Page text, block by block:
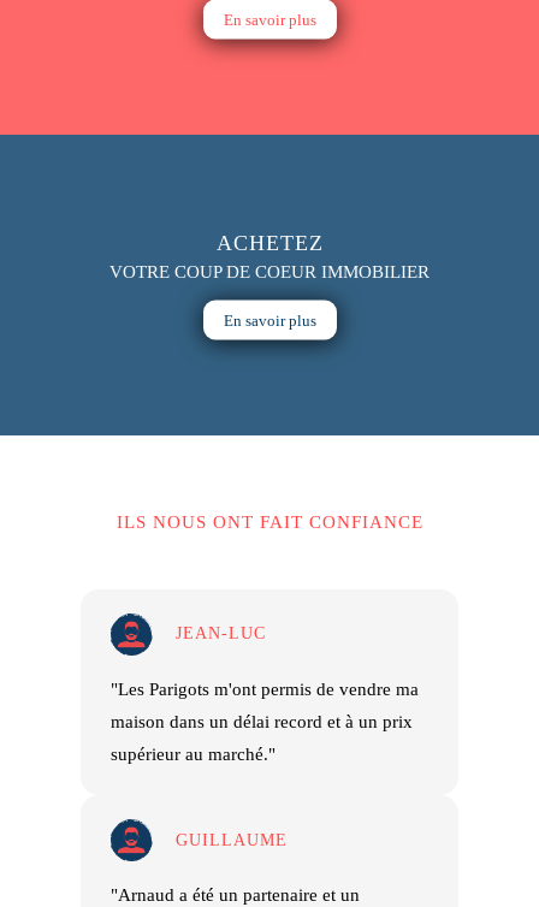
En savoir plus
ACHETEZ
VOTRE COUP DE COEUR IMMOBILIER
En savoir plus
ILS NOUS ONT FAIT CONFIANCE
JEAN-LUC
"Les Parigots m'ont permis de vendre ma
maison dans un délai record et à un prix
supérieur au marché."
GUILLAUME
"Arnaud a été un partenaire et un